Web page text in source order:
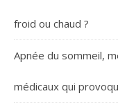
froid ou chaud ?
Apnée du sommeil,
médicaux qui